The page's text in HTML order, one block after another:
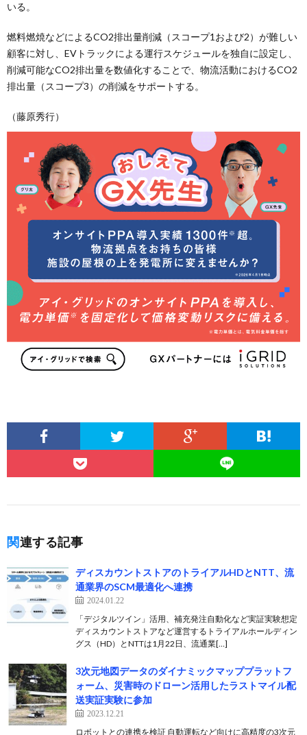
いる。
燃料燃焼などによるCO2排出量削減（スコープ1および2）が難しい
顧客に対し、EVトラックによる運行スケジュールを独自に設定し、
削減可能なCO2排出量を数値化することで、物流活動におけるCO2
排出量（スコープ3）の削減をサポートする。
（藤原秀行）
関連する記事
ディスカウントストアのトライアルHDとNTT、流
通業界のSCM最適化へ連携
2024.01.22
「デジタルツイン」活用、補充発注自動化など実証実験想定
ディスカウントストアなど運営するトライアルホールディン
グス（HD）とNTTは1月22日、流通業[…]
3次元地図データのダイナミックマッププラットフ
ォーム、災害時のドローン活用したラストマイル配
送実証実験に参加
2023.12.21
ロボットとの連携を検証 自動運転など向けに高精度の3次元